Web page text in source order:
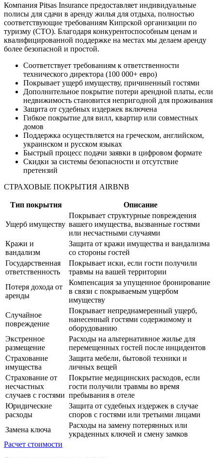
Компания Pitsas Insurance предоставляет индивидуальные
полисы для сдачи в аренду жилья для отдыха, полностью
соответствующие требованиям Кипрской организации по
туризму (CTO). Благодаря конкурентоспособным ценам и
квалифицированной поддержке на местах мы делаем аренду
более безопасной и простой.
Соответствует требованиям к ответственности
технического директора (100 000+ евро)
Покрывает ущерб имуществу, причиненный гостями
Дополнительное покрытие потери арендной платы, если
недвижимость становится непригодной для проживания
Защита от судебных издержек включена
Гибкое покрытие для вилл, квартир или совместных
домов
Поддержка осуществляется на греческом, английском,
украинском и русском языках
Быстрый процесс подачи заявки в цифровом формате
Скидки за системы безопасности и отсутствие
претензий
СТРАХОВЫЕ ПОКРЫТИЯ AIRBNB
Тип покрытия Описание
Ущерб имуществу
Покрывает структурные повреждения
вашего имущества, вызванные гостями
или несчастными случаями
Кражи и
вандализм
Защита от кражи имущества и вандализма
со стороны гостей
Государственная
ответственность
Покрывает иски, если гости получили
травмы на вашей территории
Потеря дохода от
аренды
Компенсация за упущенное бронирование
в связи с покрываемым ущербом
имуществу
Случайное
повреждение
Покрывает непреднамеренный ущерб,
нанесенный гостями содержимому и
оборудованию
Экстренное
размещение
Расходы на альтернативное жилье для
перемещенных гостей после инцидентов
Страхование
имущества
Защита мебели, бытовой техники и
личных вещей
Страхование от
несчастных
случаев с гостями
Покрытие медицинских расходов, если
гости получили травмы во время
пребывания в отеле
Юридические
расходы
Защита от судебных издержек в случае
споров с гостями или третьими лицами
Замена ключа
Расходы на замену потерянных или
украденных ключей и смену замков
Расчет стоимости